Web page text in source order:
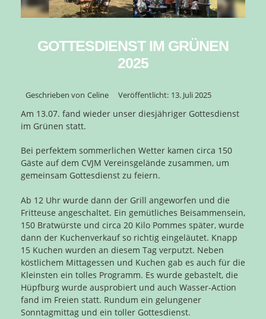
GOTTESDIENST IM GRÜNEN
2025
Geschrieben von Celine Veröffentlicht: 13. Juli 2025
Am 13.07. fand wieder unser diesjähriger Gottesdienst
im Grünen statt.
Bei perfektem sommerlichen Wetter kamen circa 150
Gäste auf dem CVJM Vereinsgelände zusammen, um
gemeinsam Gottesdienst zu feiern.
Ab 12 Uhr wurde dann der Grill angeworfen und die
Fritteuse angeschaltet. Ein gemütliches Beisammensein,
150 Bratwürste und circa 20 Kilo Pommes später, wurde
dann der Kuchenverkauf so richtig eingeläutet. Knapp
15 Kuchen wurden an diesem Tag verputzt. Neben
köstlichem Mittagessen und Kuchen gab es auch für die
Kleinsten ein tolles Programm. Es wurde gebastelt, die
Hüpfburg wurde ausprobiert und auch Wasser-Action
fand im Freien statt. Rundum ein gelungener
Sonntagmittag und ein toller Gottesdienst.